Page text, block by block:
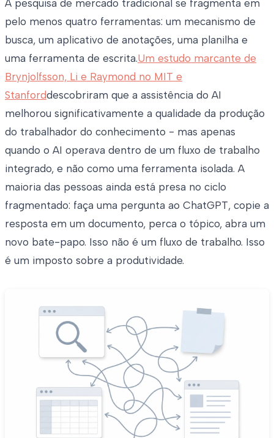
A pesquisa de mercado tradicional se fragmenta em
pelo menos quatro ferramentas: um mecanismo de
busca, um aplicativo de anotações, uma planilha e
uma ferramenta de escrita.Um estudo marcante de
Brynjolfsson, Li e Raymond no MIT e
Stanforddescobriram que a assistência do AI
melhorou significativamente a qualidade da produção
do trabalhador do conhecimento - mas apenas
quando o AI operava dentro de um fluxo de trabalho
integrado, e não como uma ferramenta isolada. A
maioria das pessoas ainda está presa no ciclo
fragmentado: faça uma pergunta ao ChatGPT, copie a
resposta em um documento, perca o tópico, abra um
novo bate-papo. Isso não é um fluxo de trabalho. Isso
é um imposto sobre a produtividade.